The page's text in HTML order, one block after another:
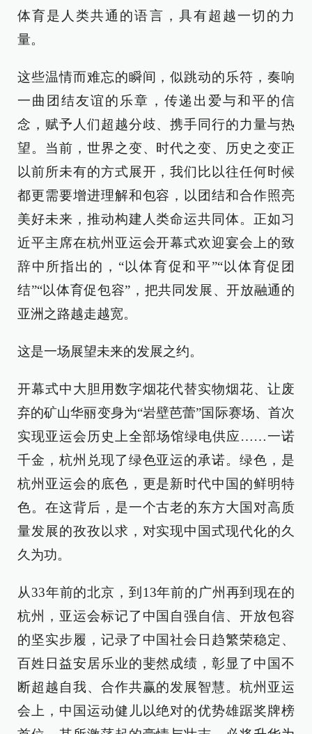
体育是人类共通的语言，具有超越一切的力
量。
这些温情而难忘的瞬间，似跳动的乐符，奏响
一曲团结友谊的乐章，传递出爱与和平的信
念，赋予人们超越分歧、携手同行的力量与热
望。当前，世界之变、时代之变、历史之变正
以前所未有的方式展开，我们比以往任何时候
都更需要增进理解和包容，以团结和合作照亮
美好未来，推动构建人类命运共同体。正如习
近平主席在杭州亚运会开幕式欢迎宴会上的致
辞中所指出的，“以体育促和平”“以体育促团
结”“以体育促包容”，把共同发展、开放融通的
亚洲之路越走越宽。
这是一场展望未来的发展之约。
开幕式中大胆用数字烟花代替实物烟花、让废
弃的矿山华丽变身为“岩壁芭蕾”国际赛场、首次
实现亚运会历史上全部场馆绿电供应……一诺
千金，杭州兑现了绿色亚运的承诺。绿色，是
杭州亚运会的底色，更是新时代中国的鲜明特
色。在这背后，是一个古老的东方大国对高质
量发展的孜孜以求，对实现中国式现代化的久
久为功。
从33年前的北京，到13年前的广州再到现在的
杭州，亚运会标记了中国自强自信、开放包容
的坚实步履，记录了中国社会日趋繁荣稳定、
百姓日益安居乐业的斐然成绩，彰显了中国不
断超越自我、合作共赢的发展智慧。杭州亚运
会上，中国运动健儿以绝对的优势雄踞奖牌榜